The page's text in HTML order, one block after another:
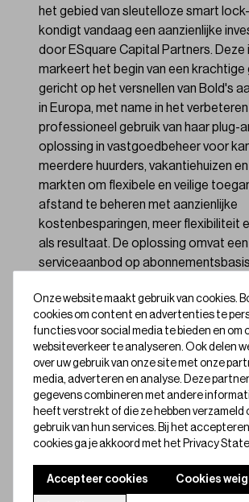
het gebied van sleutelloze smart
kondigt vandaag een aanzienlijke
door ESquare Capital Partners. Deze
markeert het begin van een
gericht op het versnellen van Bold's
in Europa, met name in het verbeteren
professioneel gebruik van haar plug-
oplossing in vastgoedbeheer voor
meerdere huurders, vakantiehuizen
markten om flexibele en veilige
afstand te beheren met aanzienlijke
kostenbesparingen, meer flexibiliteit
als resultaat. De oplossing omvat een
serviceaanbod op
De kapitaalinjectie zal worden
benutten van groeikansen en het
voortdurende innovatie in de
De investering komt op een cruciaal
Bold een gemeenschap van
gebruikers opbouwt en de toegang
commerciële ruimtes veiliger,
gemakkelijker maakt.
"De lancering door ESquare Capital
hun tweede investeringsfonds, met
Onze website maakt gebruik van cookies.
cookies om content en advertenties te
functies voor social media te bieden en om
websiteverkeer te analyseren. Ook delen
over uw gebruik van onze site met onze
media, adverteren en analyse. Deze
gegevens combineren met andere
heeft verstrekt of die ze hebben verzameld
gebruik van hun services. Bij het
cookies ga je akkoord met het Privacy
Accepteer cookies Cookies